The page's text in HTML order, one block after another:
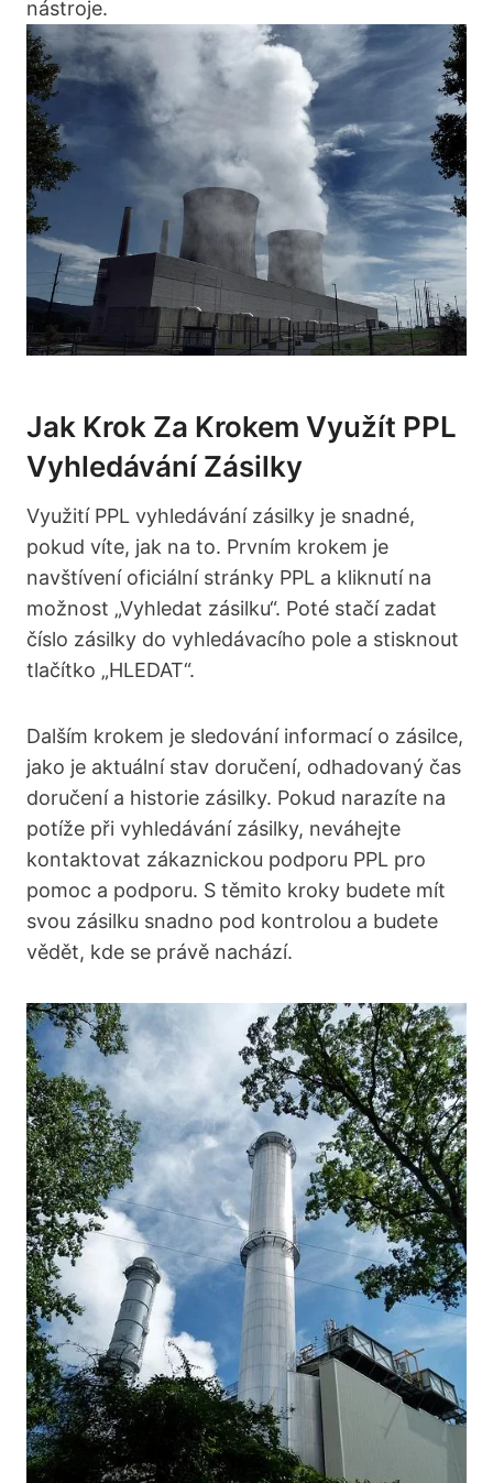
nástroje.
Jak Krok‍ Za Krokem Využít PPL
Vyhledávání Zásilky
Využití PPL vyhledávání zásilky je snadné,
pokud víte, jak na to. Prvním krokem ‍je
navštívení oficiální stránky PPL a⁢ kliknutí na
možnost „Vyhledat zásilku“. Poté stačí⁤ zadat
číslo zásilky do vyhledávacího pole a stisknout
tlačítko‌ „HLEDAT“.
Dalším krokem je sledování informací⁢ o zásilce,
jako je aktuální stav doručení, odhadovaný čas
doručení a historie zásilky. Pokud narazíte na
potíže při vyhledávání zásilky, neváhejte
kontaktovat zákaznickou podporu PPL pro
pomoc a podporu. S těmito​ kroky budete mít
svou zásilku snadno pod kontrolou a budete
‍vědět, kde se právě nachází.